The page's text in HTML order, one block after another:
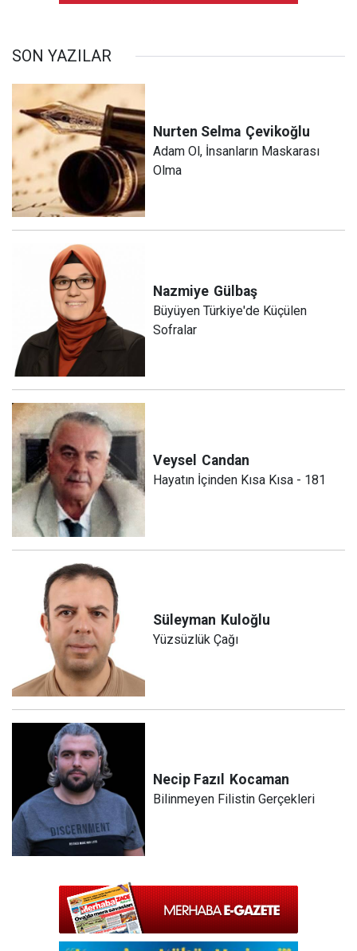
SON YAZILAR
Nurten Selma Çevikoğlu
Adam Ol, İnsanların Maskarası
Olma
Nazmiye Gülbaş
Büyüyen Türkiye'de Küçülen
Sofralar
Veysel Candan
Hayatın İçinden Kısa Kısa - 181
Süleyman Kuloğlu
Yüzsüzlük Çağı
Necip Fazıl Kocaman
Bilinmeyen Filistin Gerçekleri